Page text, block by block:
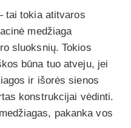
tai tokia atitvaros
medžiaga
sluoksnių. Tokios
būna tuo atveju, jei
ir išorės sienos
konstrukcijai vėdinti.
pakanka vos